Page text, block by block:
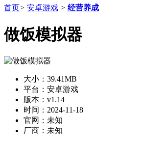
首页> 安卓游戏 > 经营养成
做饭模拟器
大小： 39.41MB
平台： 安卓游戏
版本： v1.14
时间： 2024-11-18
官网： 未知
厂商： 未知